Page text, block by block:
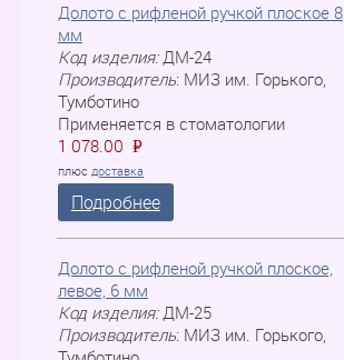
Долото с рифленой ручкой плоское 8
мм
Код изделия: ДМ-24
Производитель: МИЗ им. Горького,
Тумботино
Применяется в стоматологии
1 078.00
=
P
плюс доставка
Подробнее
Долото с рифленой ручкой плоское,
левое, 6 мм
Код изделия: ДM-25
Производитель: МИЗ им. Горького,